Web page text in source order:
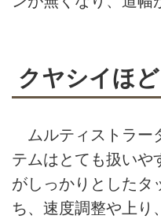
クヤシイほ
ムルティストラー
テムはとても扱いや
がしっかりとしたタ
ち、速度調整や上り